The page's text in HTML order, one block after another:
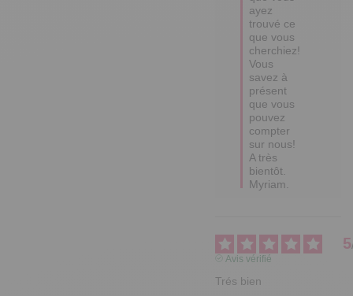
ayez
trouvé ce
que vous
cherchiez!
Vous
savez à
présent
que vous
pouvez
compter
sur nous!
A très
bientôt.
Myriam.
5
Avis vérifié
Trés bien